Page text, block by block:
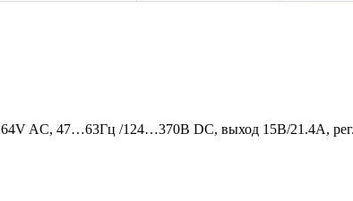
AC, 47…63Гц /124…370В DC, выход 15В/21.4A,